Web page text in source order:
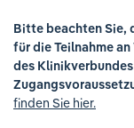
Ausbildung &
Jobs & Karriere
Bitte beachten Sie,
für die Teilnahme
des
finden Sie hier.